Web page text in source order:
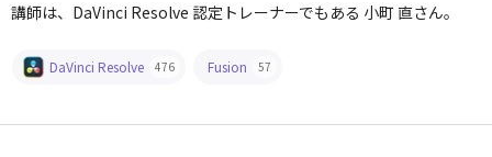
講師は、DaVinci Resolve 認定トレーナーでもある 小町 直さん。
DaVinci Resolve 476 Fusion 57